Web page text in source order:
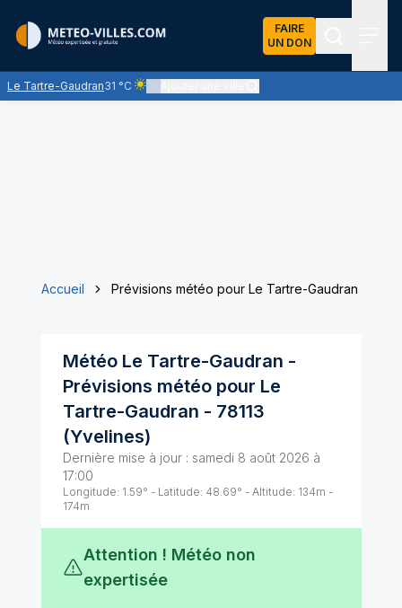
FAIRE
UN DON
Le Tartre-Gaudran31 °C
Ciel clair - quasiment pas de nuages et un soleil
Accueil Prévisions météo pour Le Tartre-Gaudran
Météo Le Tartre-Gaudran -
Prévisions météo pour Le
Tartre-Gaudran - 78113
(Yvelines)
Dernière mise à jour : samedi 8 août 2026 à
17:00
Longitude: 1.59° - Latitude: 48.69° - Altitude: 134m -
174m
Attention ! Météo non
expertisée